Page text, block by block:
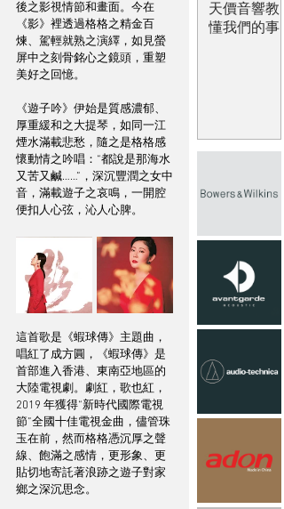
後之影視情節和畫面。今在
《影》裡透過格格之精金百
煉、駕輕就熟之演繹，如見螢
屏中之刻骨銘心之鏡頭，重塑
美好之回憶。
《遊子吟》伊始是質感濃郁、
厚重緩和之大提琴，如同一江
煙水滿載悲愁，隨之是格格感
懷動情之吟唱：“都說是那海水
又苦又鹹……”，深沉豐潤之女中
音，滿載遊子之哀鳴，一開腔
便扣人心弦，沁人心脾。
這首歌是《蝦球傳》主題曲，
唱紅了成方圓，《蝦球傳》是
首部進入香港、東南亞地區的
大陸電視劇。劇紅，歌也紅，
2019 年獲得“新時代國際電視
節”全國十佳電視金曲，儘管珠
玉在前，然而格格憑沉厚之聲
線、飽滿之感情，更形象、更
貼切地寄託著浪跡之遊子對家
鄉之深沉思念。
天價音響教
懂我們的事